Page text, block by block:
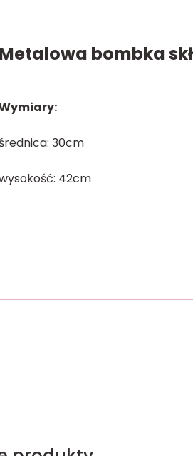
Metalowa bombka
średnica: 30cm
42cm